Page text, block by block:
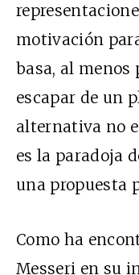
motivación
basa, al menos
escapar de un
alternativa no
es la paradoja
una propuesta
Como ha
Messeri en su